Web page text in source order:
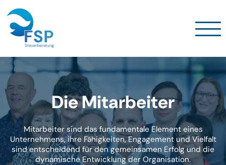
Die Mitarbeiter
Mitarbeiter sind das fundamentale Element eines
Unternehmens, ihre Fähigkeiten, Engagement und Vielfalt
sind entscheidend für den gemeinsamen Erfolg und die
dynamische Entwicklung der Organisation.